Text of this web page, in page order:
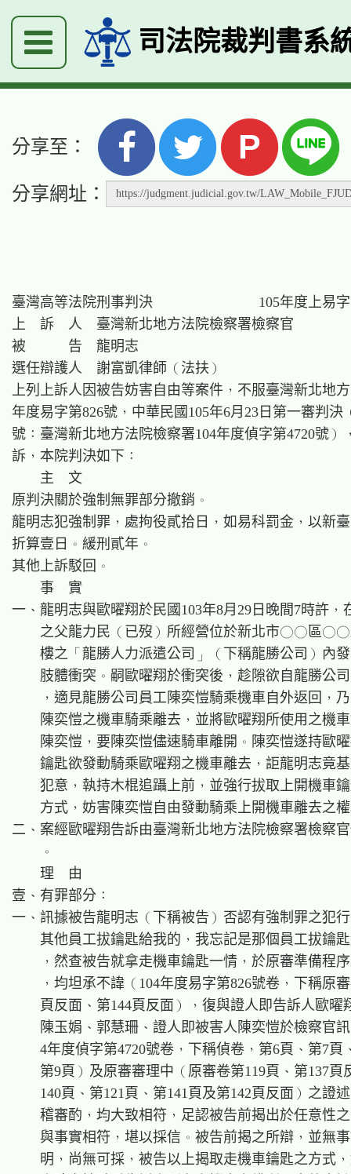
司法院裁判書系
分享至： P
分享網址：
臺灣高等法院刑事判決　　　　　　　 105年度上易
上　訴　人　臺灣新北地方法院檢察署檢察官
被　　　告　龍明志
選任辯護人　謝富凱律師（法扶）
上列上訴人因被告妨害自由等案件，不服臺灣新北地
年度易字第826號，中華民國105年6月23日第一審判決
號：臺灣新北地方法院檢察署104年度偵字第4720號）
訴，本院判決如下：
    主  文
原判決關於強制無罪部分撤銷。
龍明志犯強制罪，處拘役貳拾日，如易科罰金，以新
折算壹日。緩刑貳年。
其他上訴駁回。
    事  實
一、龍明志與歐曜翔於民國103年8月29日晚間7時許，
之父龍力民（已歿）所經營位於新北市○○
樓之「龍勝人力派遣公司」（下稱龍勝公司）內
肢體衝突。嗣歐曜翔於衝突後，趁隙欲自龍勝公
，適見龍勝公司員工陳奕愷騎乘機車自外返回，
陳奕愷之機車騎乘離去，並將歐曜翔所使用之機
陳奕愷，要陳奕愷儘速騎車離開。陳奕愷遂持歐
鑰匙欲發動騎乘歐曜翔之機車離去，詎龍明志竟
犯意，執持木棍追躡上前，並強行拔取上開機車
方式，妨害陳奕愷自由發動騎乘上開機車離去之
二、案經歐曜翔告訴由臺灣新北地方法院檢察署檢察
    。
    理  由
壹、有罪部分：
一、訊據被告龍明志（下稱被告）否認有強制罪之犯
其他員工拔鑰匙給我的，我忘記是那個員工拔鑰
，然查被告就拿走機車鑰匙一情，於原審準備程
，均坦承不諱（104年度易字第826號卷，下稱原
頁反面、第144頁反面），復與證人即告訴人歐曜
陳玉娟、郭慧珊、證人即被害人陳奕愷於檢察官
4年度偵字第4720號卷，下稱偵卷，第6頁、第7頁
第9頁）及原審審理中（原審卷第119頁、第137頁
140頁、第121頁、第141頁及第142頁反面）之證
稽審酌，均大致相符，足認被告前揭出於任意性
與事實相符，堪以採信。被告前揭之所辯，並無
明，尚無可採，被告以上揭取走機車鑰匙之方式